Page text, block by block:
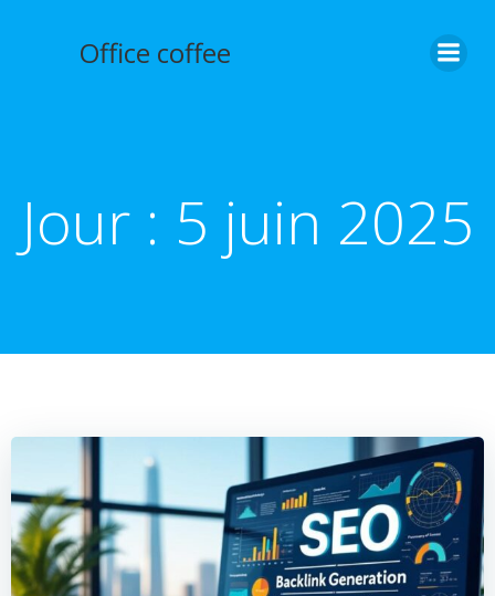
Office coffee
Jour : 5 juin 2025